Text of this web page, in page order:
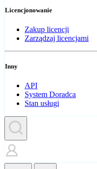
Licencjonowanie
Zakup licencji
Zarządzaj licencjami
Inny
API
System Doradca
Stan usługi